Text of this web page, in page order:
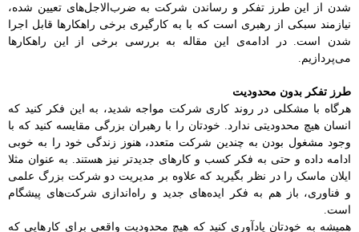
شدن از این طرز تفکر و رساندن شرکت به ضرب‌الاجل‌های تعیین شده،
نیازمند سبکی از رهبری است که با به کارگیری برخی راهکارها قابل اجرا
شدن است. در ادامه‌ی این مقاله به بررسی برخی از این راهکارها
می‌پردازیم.
طرز تفکر بدون محدودیت
هرگاه با مشکلی در روند کاری شرکت مواجه شدید، به این فکر کنید که
انسان هیچ محدودیتی ندارد. خودتان را با رهبران بزرگی مقایسه کنید که با
وجود مشغول بودن به چندین شرکت متعدد، هنوز زندگی خود را به خوبی
ادامه داده و حتی به فکر کسب و کارهای جدیدتر نیز هستند. به عنوان مثلا
ایلان ماسک را در نظر بگیرید که علاوه بر مدیریت دو شرکت بزرگ علمی
و فناوری، باز هم به فکر ایده‌های جدید و راه‌اندازی شرکت‌های پیشگام
است.
همیشه به خودتان یادآوری کنید که هیچ محدودیت واقعی برای کارهایی که